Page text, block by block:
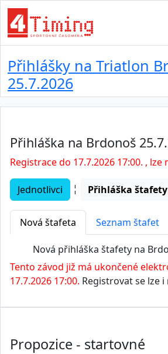
Přihlášky na Triatlon
25.7.2026
Přihláška na Brdonoš
Registrace do 17.7.2026 17:00. , lze
Jednotlivci ¦ Přihláška štafety
Nová štafeta Seznam štafet
Nová přihláška štafety na
Tento závod již má ukončené
17.7.2026 17:00. Registrovat se lze
Propozice - startovné